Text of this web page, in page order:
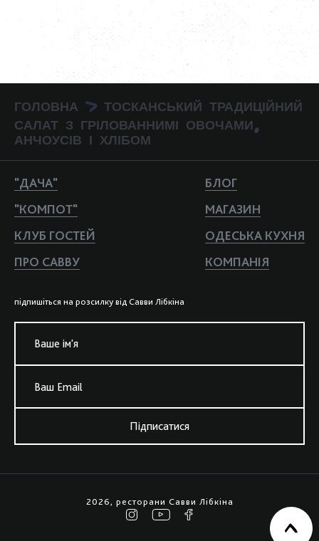
ГОЛОВНА > ТОСКАНСЬКИЙ ТРАДИЦІЙНИЙ
САЛАТ З ГРІЛОВАННИМІ ОВОЧАМИ,
АНЧОУСІВ І ХЛІБОМ
"ДАЧА"
"КОМПОТ"
КЛУБ ГОСТЕЙ
ПРО САВВУ
БЛОГ
МАГАЗИН
ОДЕСЬКА КУХНЯ
КОМПАНIЯ
пiдпишiться на розсилку вiд Савви Лiбкiна
Ваше iм'я
Ваш Email
Підписатися
2026, ресторани Савви Лiбкiна